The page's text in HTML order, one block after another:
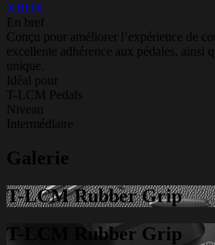
XBOX
En bref
Conçu pour améliorer l’expérience de
excellente adhérence aux pédales, ainsi
unique.
Idéal pour
T-LCM Pedals
Niveau
Intermédiaire
Galerie
T-LCM Rubber Grip
T-LCM Rubber Grip